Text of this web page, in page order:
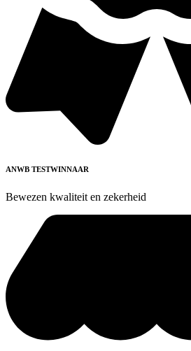
ANWB TESTWINNAAR
Bewezen kwaliteit en zekerheid